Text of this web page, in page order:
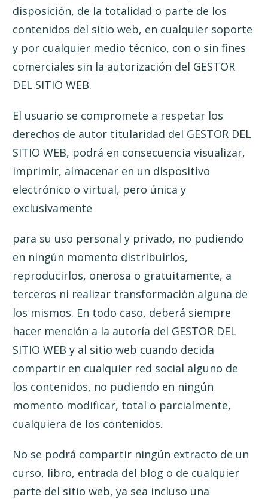
disposición, de la totalidad o parte de los
contenidos del sitio web, en cualquier soporte
y por cualquier medio técnico, con o sin fines
comerciales sin la autorización del GESTOR
DEL SITIO WEB.
El usuario se compromete a respetar los
derechos de autor titularidad del GESTOR DEL
SITIO WEB, podrá en consecuencia visualizar,
imprimir, almacenar en un dispositivo
electrónico o virtual, pero única y
exclusivamente
para su uso personal y privado, no pudiendo
en ningún momento distribuirlos,
reproducirlos, onerosa o gratuitamente, a
terceros ni realizar transformación alguna de
los mismos. En todo caso, deberá siempre
hacer mención a la autoría del GESTOR DEL
SITIO WEB y al sitio web cuando decida
compartir en cualquier red social alguno de
los contenidos, no pudiendo en ningún
momento modificar, total o parcialmente,
cualquiera de los contenidos.
No se podrá compartir ningún extracto de un
curso, libro, entrada del blog o de cualquier
parte del sitio web, ya sea incluso una